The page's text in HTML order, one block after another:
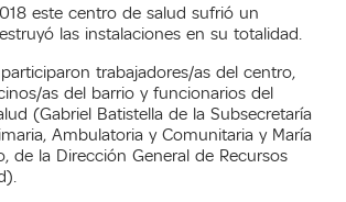
este centro de salud sufrió un
las instalaciones en su totalidad.
trabajadores/as del centro,
as del barrio y funcionarios del
(Gabriel Batistella de la Subsecretaría
Ambulatoria y Comunitaria y María
de la Dirección General de Recursos